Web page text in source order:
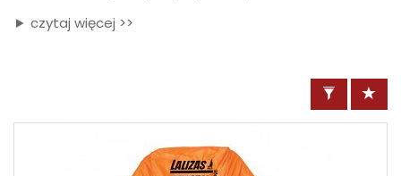
czytaj więcej >>